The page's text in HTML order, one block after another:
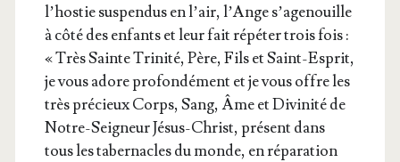
l’hos­tie sus­pen­dus en l’air, l’Ange s’a­ge­nouille
à côté des enfants et leur fait répé­ter trois fois :
« Très Sainte Tri­ni­té, Père, Fils et Saint-Esprit,
je vous adore pro­fon­dé­ment et je vous offre les
très pré­cieux Corps, Sang, Âme et Divi­ni­té de
Notre-Sei­gneur Jésus-Christ, pré­sent dans
tous les taber­nacles du monde, en répa­ra­tion